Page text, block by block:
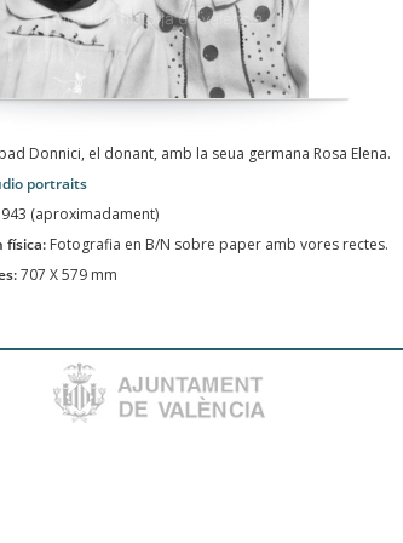
Donnici, el donant, amb la seua germana Rosa Elena.
portraits
(aproximadament)
física: Fotografia en B/N sobre paper amb vores rectes.
707 X 579 mm